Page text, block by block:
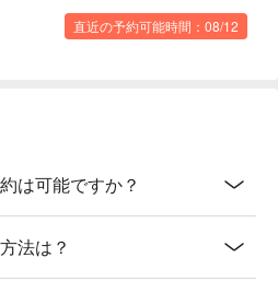
直近の予約可能時間：08/12
は可能ですか？
法は？